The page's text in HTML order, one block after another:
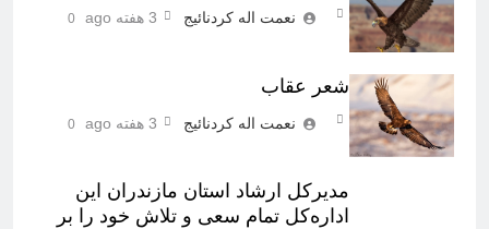
نعمت اله کردنائیج 3 هفته ago 0
شعر عقاب
نعمت اله کردنائیج 3 هفته ago 0
مدیرکل ارشاد استان مازندران این
اداره‌کل تمام سعی و تلاش خود را بر